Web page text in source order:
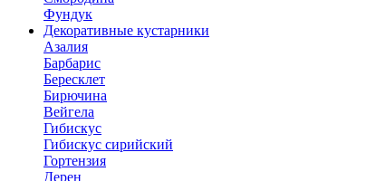
Фундук
Декоративные кустарники
Азалия
Барбарис
Бересклет
Бирючина
Вейгела
Гибискус
Гибискус сирийский
Гортензия
Дерен